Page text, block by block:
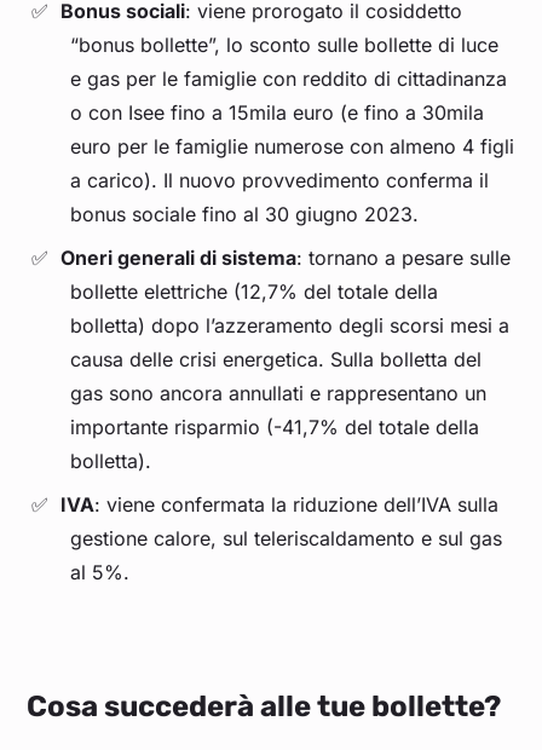
Bonus sociali: viene prorogato il cosiddetto
“bonus bollette”, lo sconto sulle bollette di luce
e gas per le famiglie con reddito di cittadinanza
o con Isee fino a 15mila euro (e fino a 30mila
euro per le famiglie numerose con almeno 4 figli
a carico). Il nuovo provvedimento conferma il
bonus sociale fino al 30 giugno 2023.
Oneri generali di sistema: tornano a pesare sulle
bollette elettriche (12,7% del totale della
bolletta) dopo l’azzeramento degli scorsi mesi a
causa delle crisi energetica. Sulla bolletta del
gas sono ancora annullati e rappresentano un
importante risparmio (-41,7% del totale della
bolletta).
IVA: viene confermata la riduzione dell’IVA sulla
gestione calore, sul teleriscaldamento e sul gas
al 5%.
Cosa succederà alle tue bollette?